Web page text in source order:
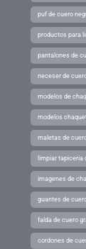
puf de cuero
productos para
pantalones de
neceser de
modelos de
modelos
maletas de
limpiar tapiceria
imagenes de
guantes de
falda de cuero
cordones de